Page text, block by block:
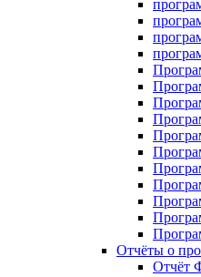
Отчёты о
Отчёт